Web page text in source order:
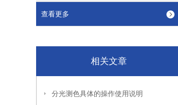
查看更多
相关文章
分光测色具体的操作使用说明